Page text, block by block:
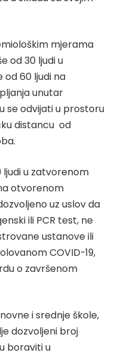
mjerama
od 30 ljudi u
60 ljudi na
unutar
se odvijati u prostoru
distancu od
ljudi u zatvorenom
otvorenom
uz uslov da
ili PCR test, ne
ustanove ili
COVID-19,
o završenom
i srednje škole,
dozvoljeni broj
boraviti u